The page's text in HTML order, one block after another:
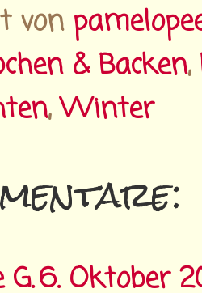
von
& Backen,
,Winter
6. Oktober